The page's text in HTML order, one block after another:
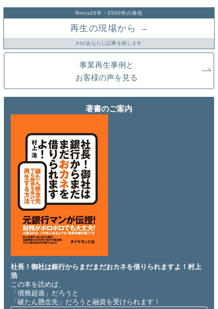
Rincs20年・2500件の発信
再生の現場から →
AIがあなたに記事を探します
事業再生事例と
お客様の声を見る
著書のご案内
社長！御社は銀行からまだまだおカネを借りられますよ！村上
浩
この本を読めば、
「債務超過」だろうと
「破たん懸念先」だろうと融資を受けられます！